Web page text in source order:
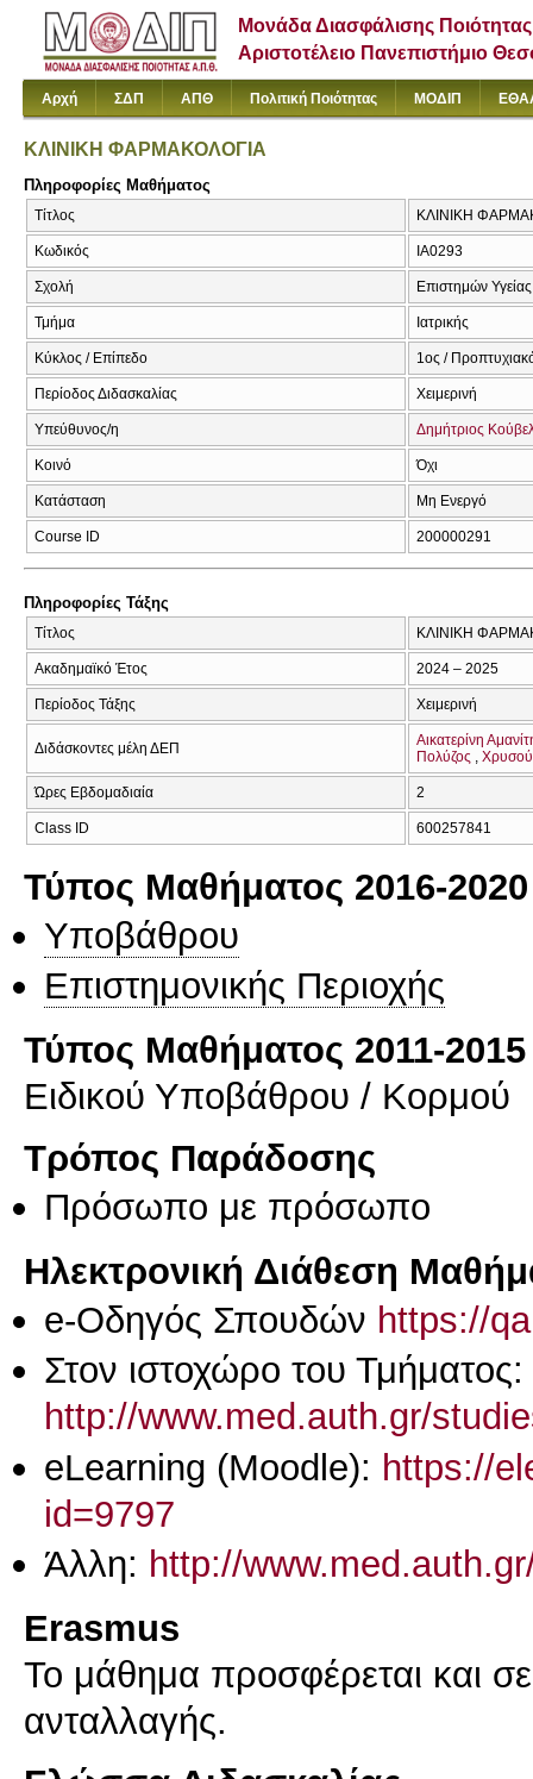
Μονάδα Διασφάλισης Ποιότητας
Αριστοτέλειο Πανεπιστήμιο
Αρχή ΣΔΠ ΑΠΘ Πολιτική Ποιότητας ΜΟΔΙΠ
ΚΛΙΝΙΚΗ ΦΑΡΜΑΚΟΛΟΓΙΑ
Πληροφορίες Μαθήματος
Τίτλος ΚΛΙΝΙΚΗ
Κωδικός ΙΑ0293
Σχολή Επιστημών Υγείας
Τμήμα Ιατρικής
Κύκλος / Επίπεδο 1ος /
Περίοδος Διδασκαλίας Χειμερινή
Υπεύθυνος/η Δημήτριος
Κοινό Όχι
Κατάσταση Μη Ενεργό
Course ID 200000291
Πληροφορίες Τάξης
Τίτλος ΚΛΙΝΙΚΗ
Ακαδημαϊκό Έτος 2024 – 2025
Περίοδος Τάξης Χειμερινή
Διδάσκοντες μέλη ΔΕΠ
Αικατερίνη
Πολύζος
Ώρες Εβδομαδιαία 2
Class ID 600257841
Τύπος Μαθήματος 2016-2020
Υποβάθρου
Επιστημονικής Περιοχής
Τύπος Μαθήματος 2011-2015
Ειδικού Υποβάθρου / Κορμού
Τρόπος Παράδοσης
Πρόσωπο με πρόσωπο
Ηλεκτρονική Διάθεση
e-Οδηγός Σπουδών https://
Στον ιστοχώρο του Τμήματος:
http://www.med.auth.gr/
eLearning (Moodle): https://
id=9797
Άλλη: http://
Erasmus
Το μάθημα προσφέρεται και
ανταλλαγής.